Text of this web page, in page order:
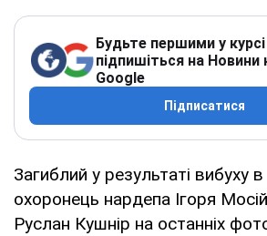
Будьте першими у
підпишіться на Новини
Google
Підписатися
Загиблий у результаті вибуху в
охоронець нардепа Ігоря
Руслан Кушнір на останніх